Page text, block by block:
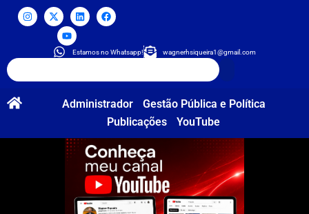
Estamos no Whatsapp! wagnerhsiqueira1@gmail.com
Administrador
Gestão Pública e Política
Publicações
YouTube